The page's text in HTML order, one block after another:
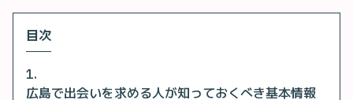
目次
広島で出会いを求める人が知っておくべき基本情報